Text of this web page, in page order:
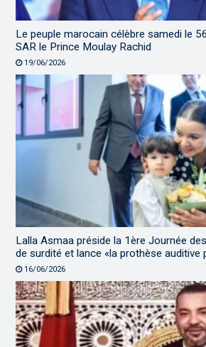
Le peuple marocain célèbre samedi le
SAR le Prince Moulay Rachid
19/06/2026
Lalla Asmaa préside la 1ère Journée
de surdité et lance «la prothèse auditive
16/06/2026